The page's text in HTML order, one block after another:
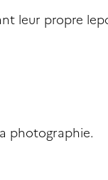
leur propre
photographie.